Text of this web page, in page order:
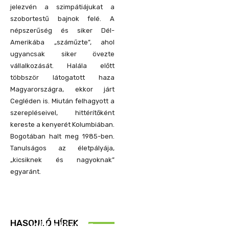
jelezvén a szimpátiájukat a
szobortestű bajnok felé. A
népszerűség és siker Dél-
Amerikába „száműzte”, ahol
ugyancsak siker övezte
vállalkozását. Halála előtt
többször látogatott haza
Magyarországra, ekkor járt
Cegléden is. Miután felhagyott a
szerepléseivel, hittérítőként
kereste a kenyerét Kolumbiában.
Bogotában halt meg 1985-ben.
Tanulságos az életpályája,
„kicsiknek és nagyoknak”
egyaránt.
HASONLÓ HÍREK
Idén is közösen